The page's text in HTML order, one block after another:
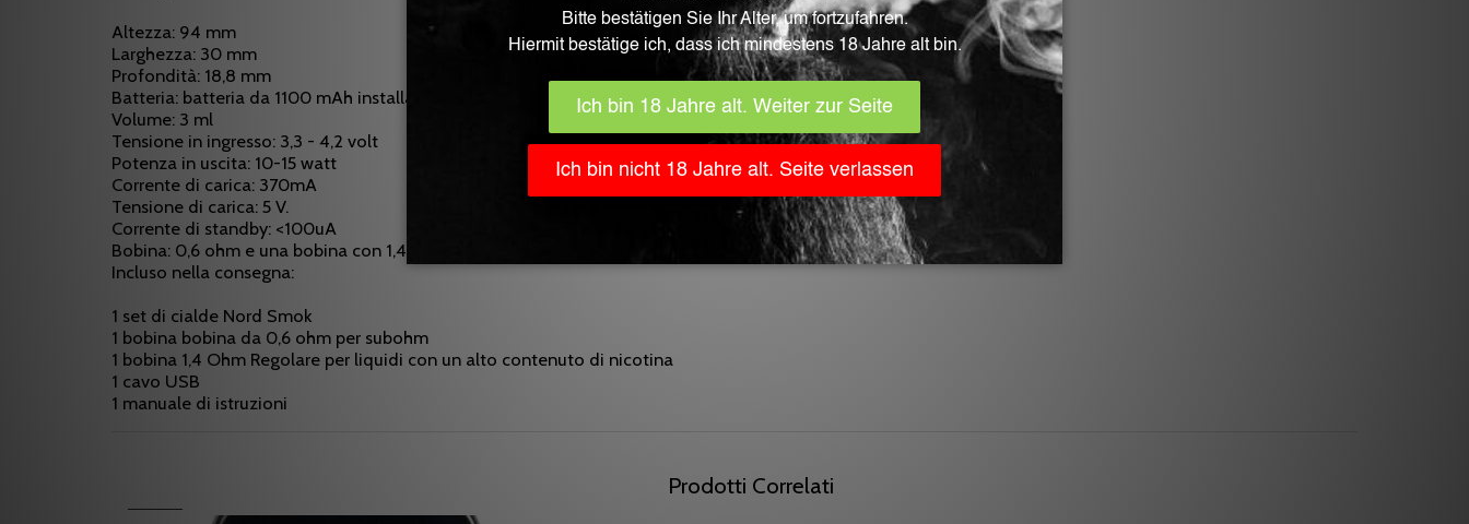
Altezza: 94 mm
Larghezza: 30 mm
Profondità: 18,8 mm
Batteria: batteria da 1100 mAh installata
Volume: 3 ml
Tensione in ingresso: 3,3 - 4,2 volt
Potenza in uscita: 10-15 watt
Corrente di carica: 370mA
Tensione di carica: 5 V.
Corrente di standby: <100uA
Bobina: 0,6 ohm e una bobina con 1,4 ohm
Incluso nella consegna:
1 set di cialde Nord Smok
1 bobina bobina da 0,6 ohm per subohm
1 bobina 1,4 Ohm Regolare per liquidi con un alto contenuto di nicotina
1 cavo USB
1 manuale di istruzioni
Prodotti Correlati